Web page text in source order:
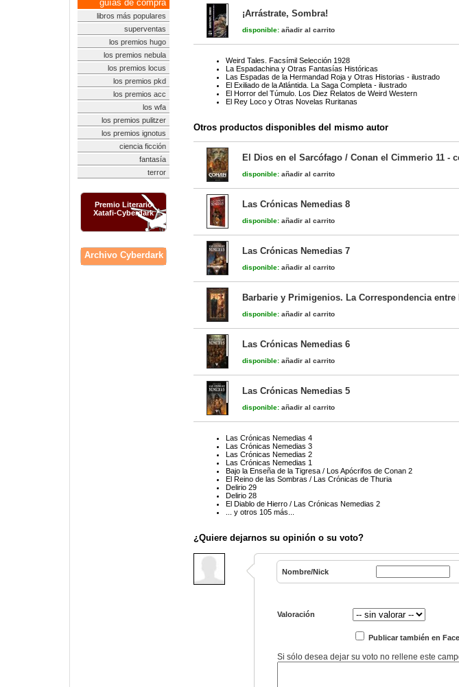
guías de compra
libros más populares
superventas
los premios hugo
los premios nebula
los premios locus
los premios pkd
los premios acc
los wfa
los premios pulitzer
los premios ignotus
ciencia ficción
fantasía
terror
Premio Literario
Xatafi-Cyberdark
Archivo Cyberdark
¡Arrástrate, Sombra!
disponible: añadir al carrito
Weird Tales. Facsímil Selección 1928
La Espadachina y Otras Fantasías Históricas
Las Espadas de la Hermandad Roja y Otras Historias - ilustrado
El Exiliado de la Atlántida. La Saga Completa - ilustrado
El Horror del Túmulo. Los Diez Relatos de Weird Western
El Rey Loco y Otras Novelas Ruritanas
Otros productos disponibles del mismo autor
El Dios en el Sarcófago / Conan el Cimmerio 11 -
disponible: añadir al carrito
Las Crónicas Nemedias 8
disponible: añadir al carrito
Las Crónicas Nemedias 7
disponible: añadir al carrito
Barbarie y Primigenios. La Correspondencia entre
disponible: añadir al carrito
Las Crónicas Nemedias 6
disponible: añadir al carrito
Las Crónicas Nemedias 5
disponible: añadir al carrito
Las Crónicas Nemedias 4
Las Crónicas Nemedias 3
Las Crónicas Nemedias 2
Las Crónicas Nemedias 1
Bajo la Enseña de la Tigresa / Los Apócrifos de Conan 2
El Reino de las Sombras / Las Crónicas de Thuria
Delirio 29
Delirio 28
El Diablo de Hierro / Las Crónicas Nemedias 2
... y otros 105 más...
¿Quiere dejarnos su opinión o su voto?
Nombre/Nick
Valoración
Publicar también en
Si sólo desea dejar su voto no rellene este